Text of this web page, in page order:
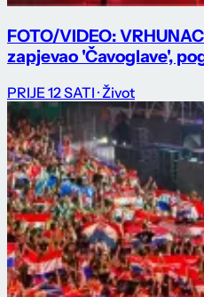
FOTO/VIDEO:
zapjevao 'Čavoglave',
PRIJE 12 SATI · Život